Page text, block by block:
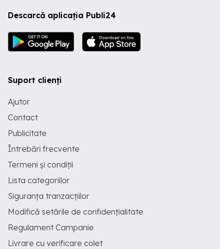
Descarcă aplicația Publi24
Suport clienți
Ajutor
Contact
Publicitate
Întrebări frecvente
Termeni și condiții
Lista categoriilor
Siguranța tranzacțiilor
Modifică setările de confidențialitate
Regulament Campanie
Livrare cu verificare colet